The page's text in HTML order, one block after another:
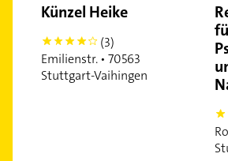
Künzel Heike
4
(3)
Emilienstr. • 70563
Stuttgart-Vaihingen
3